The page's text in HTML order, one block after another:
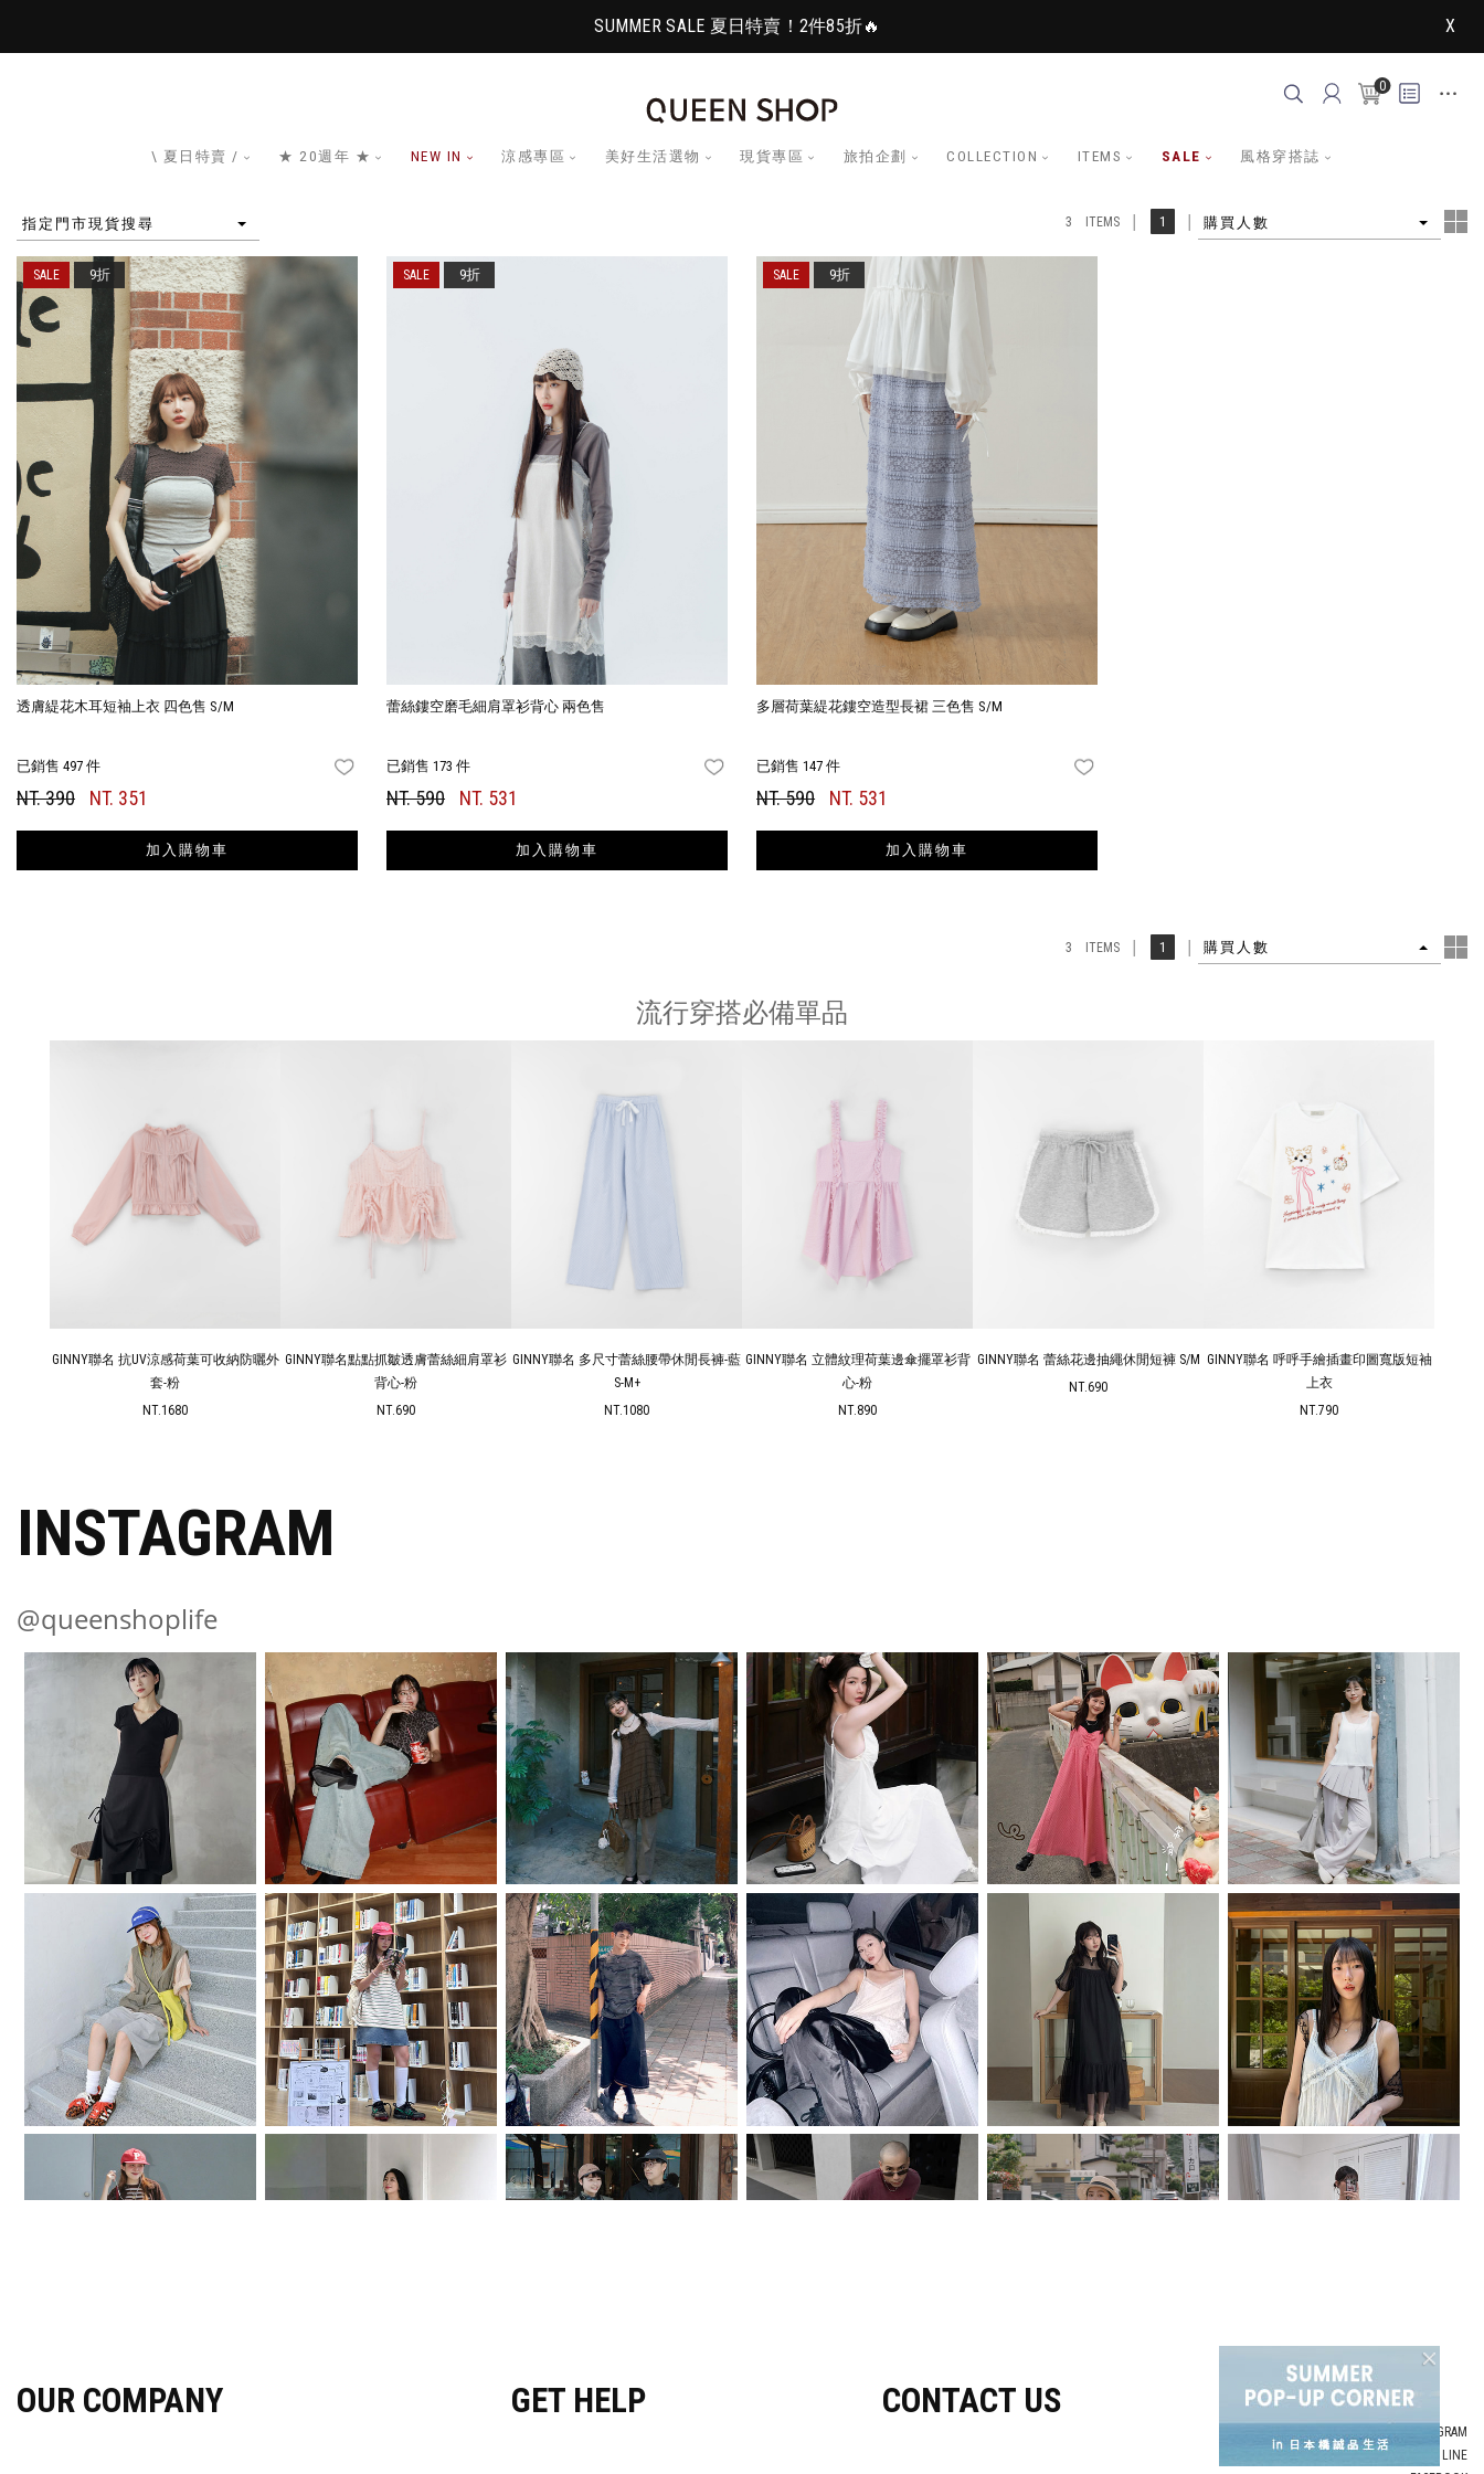
SUMMER SALE 夏日特賣！2件85折🔥 X
0
\ 夏日特賣 / ★ 20週年 ★ NEW IN 涼感專區 美好生活選物 現貨專區 旅拍企劃 COLLECTION ITEMS SALE 風格穿搭誌
指定門市現貨搜尋 3 ITEMS 1 購買人數
透膚緹花木耳短袖上衣 四色售 S/M
已銷售 497 件 FAVORITES
NT. 390 NT. 351
加入購物車
9折
蕾絲鏤空磨毛細肩罩衫背心 兩色售
已銷售 173 件 FAVORITES
NT. 590 NT. 531
加入購物車
9折
多層荷葉緹花鏤空造型長裙 三色售 S/M
已銷售 147 件
NT. 590 NT. 531
加入購物車
9折
3 ITEMS 1 購買人數
流行穿搭必備單品
GINNY聯名點點抓皺透膚蕾絲細肩罩衫
背心-粉
NT.690
GINNY聯名 多尺寸蕾絲腰帶休閒長褲-藍
S-M+
NT.1080
GINNY聯名 立體紋理荷葉邊傘擺罩衫背
心-粉
NT.890
GINNY聯名 蕾絲花邊抽繩休閒短褲 S/M
NT.690
GINNY聯名 呼呼手繪插畫印圖寬版短袖
上衣
GINNY聯名 多尺寸立體蝴蝶結直筒牛仔
褲 S-L
NT.1280
INSTAGRAM
@queenshoplife
OUR COMPANY GET HELP CONTACT US
INSTAGRAM
LINE